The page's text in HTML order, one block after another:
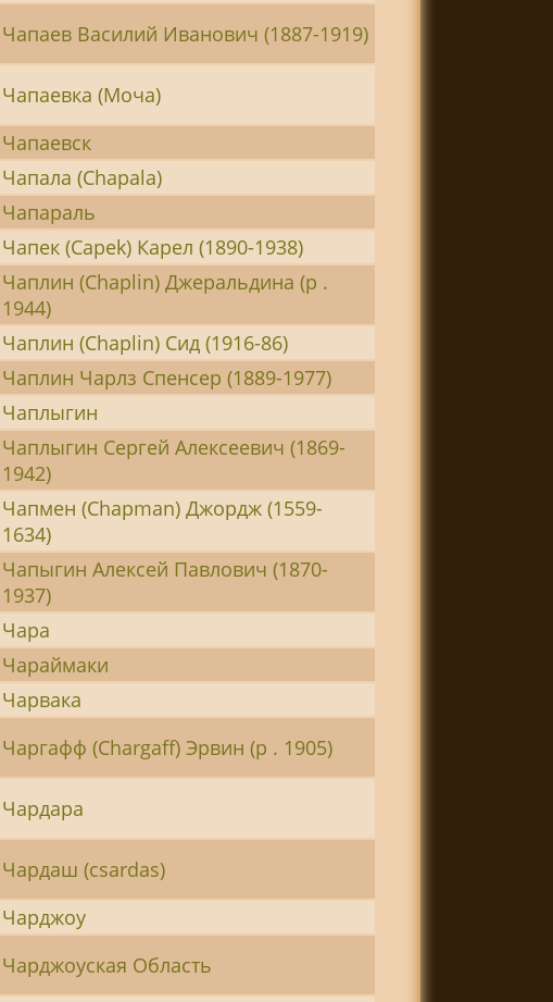
Чапаев Василий Иванович (1887-1919)
Чапаевка (Моча)
Чапаевск
Чапала (Chapala)
Чапараль
Чапек (Capek) Карел (1890-1938)
Чаплин (Chaplin) Джеральдина (р .
1944)
Чаплин (Chaplin) Сид (1916-86)
Чаплин Чарлз Спенсер (1889-1977)
Чаплыгин
Чаплыгин Сергей Алексеевич (1869-
1942)
Чапмен (Chapman) Джордж (1559-
1634)
Чапыгин Алексей Павлович (1870-
1937)
Чара
Чараймаки
Чарвака
Чаргафф (Chargaff) Эрвин (р . 1905)
Чардара
Чардаш (csardas)
Чарджоу
Чарджоуская Область